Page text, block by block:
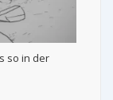
so in der